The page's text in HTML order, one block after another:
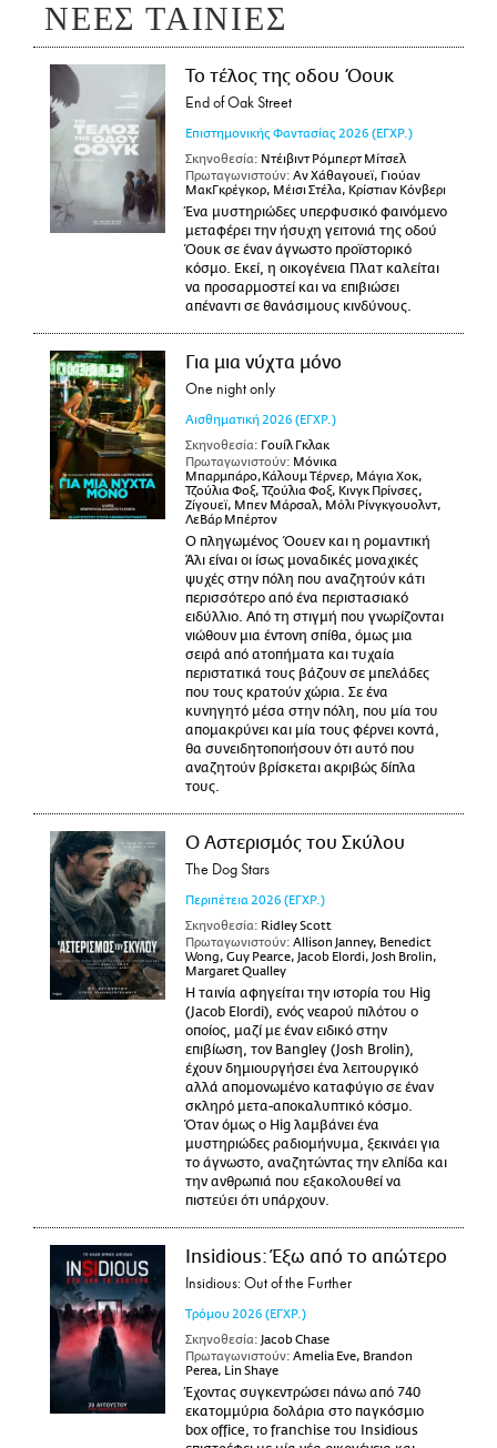
ΝΕΕΣ ΤΑΙΝΙΕΣ
Το τέλος της οδου Όουκ
End of Oak Street
Επιστημονικής Φαντασίας 2026 (ΕΓΧΡ.)
Σκηνοθεσία: Ντέιβιντ Ρόμπερτ Μίτσελ
Πρωταγωνιστούν: Αν Χάθαγουεϊ, Γιούαν
ΜακΓκρέγκορ, Μέισι Στέλα, Κρίστιαν Κόνβερι
Ένα μυστηριώδες υπερφυσικό φαινόμενο
μεταφέρει την ήσυχη γειτονιά της οδού
Όουκ σε έναν άγνωστο προϊστορικό
κόσμο. Εκεί, η οικογένεια Πλατ καλείται
να προσαρμοστεί και να επιβιώσει
απέναντι σε θανάσιμους κινδύνους.
Για μια νύχτα μόνο
One night only
Αισθηματική 2026 (ΕΓΧΡ.)
Σκηνοθεσία: Γουίλ Γκλακ
Πρωταγωνιστούν: Μόνικα
Μπαρμπάρο,Κάλουμ Τέρνερ, Μάγια Χοκ,
Τζούλια Φοξ, Τζούλια Φοξ, Κινγκ Πρίνσες,
Ζίγουεϊ, Μπεν Μάρσαλ, Μόλι Ρίνγκγουολντ,
ΛεΒάρ Μπέρτον
Ο πληγωμένος Όουεν και η ρομαντική
Άλι είναι οι ίσως μοναδικές μοναχικές
ψυχές στην πόλη που αναζητούν κάτι
περισσότερο από ένα περιστασιακό
ειδύλλιο. Από τη στιγμή που γνωρίζονται
νιώθουν μια έντονη σπίθα, όμως μια
σειρά από ατοπήματα και τυχαία
περιστατικά τους βάζουν σε μπελάδες
που τους κρατούν χώρια. Σε ένα
κυνηγητό μέσα στην πόλη, που μία του
απομακρύνει και μία τους φέρνει κοντά,
θα συνειδητοποιήσουν ότι αυτό που
αναζητούν βρίσκεται ακριβώς δίπλα
τους.
Ο Αστερισμός του Σκύλου
The Dog Stars
Περιπέτεια 2026 (ΕΓΧΡ.)
Σκηνοθεσία: Ridley Scott
Πρωταγωνιστούν: Allison Janney, Benedict
Wong, Guy Pearce, Jacob Elordi, Josh Brolin,
Margaret Qualley
Η ταινία αφηγείται την ιστορία του Hig
(Jacob Elordi), ενός νεαρού πιλότου ο
οποίος, μαζί με έναν ειδικό στην
επιβίωση, τον Bangley (Josh Brolin),
έχουν δημιουργήσει ένα λειτουργικό
αλλά απομονωμένο καταφύγιο σε έναν
σκληρό μετα-αποκαλυπτικό κόσμο.
Όταν όμως ο Hig λαμβάνει ένα
μυστηριώδες ραδιομήνυμα, ξεκινάει για
το άγνωστο, αναζητώντας την ελπίδα και
την ανθρωπιά που εξακολουθεί να
πιστεύει ότι υπάρχουν.
Insidious: Έξω από το απώτερο
Insidious: Out of the Further
Τρόμου 2026 (ΕΓΧΡ.)
Σκηνοθεσία: Jacob Chase
Πρωταγωνιστούν: Amelia Eve, Brandon
Perea, Lin Shaye
Έχοντας συγκεντρώσει πάνω από 740
εκατομμύρια δολάρια στο παγκόσμιο
box office, το franchise του Insidious